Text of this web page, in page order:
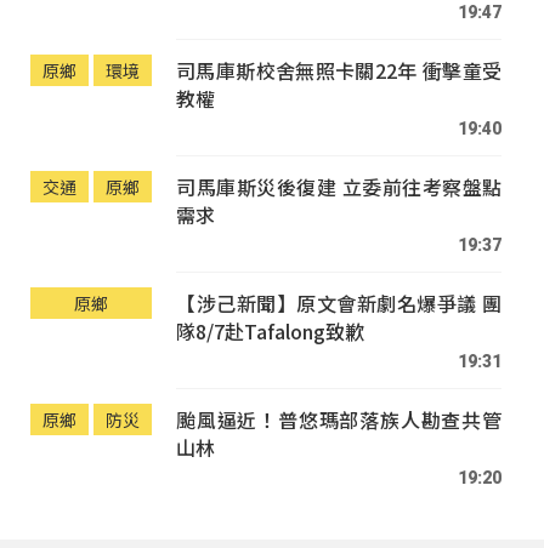
19:47
原鄉 環境
司馬庫斯校舍無照卡關22年 衝擊童受
教權
19:40
交通 原鄉
司馬庫斯災後復建 立委前往考察盤點
需求
19:37
原鄉
【涉己新聞】原文會新劇名爆爭議 團
隊8/7赴Tafalong致歉
19:31
原鄉 防災
颱風逼近！普悠瑪部落族人勘查共管
山林
19:20